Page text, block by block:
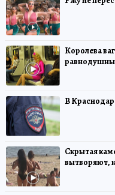
Королева
В
Скрытая
вытворяют,